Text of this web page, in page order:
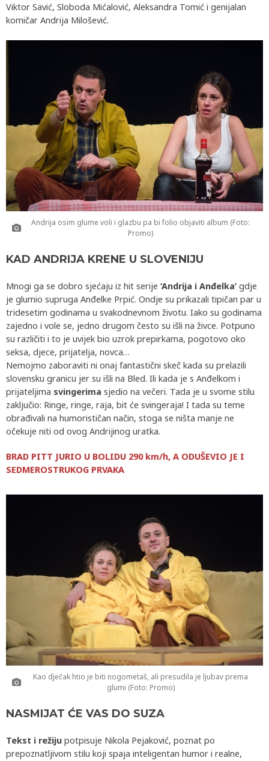
Viktor Savić, Sloboda Mićalović, Aleksandra Tomić i genijalan
komičar Andrija Milošević.
Andrija osim glume voli i glazbu pa bi folio objaviti album (Foto:
Promo)
KAD ANDRIJA KRENE U SLOVENIJU
Mnogi ga se dobro sjećaju iz hit serije ‘Andrija i Anđelka’ gdje
je glumio supruga Anđelke Prpić. Ondje su prikazali tipičan par u
tridesetim godinama u svakodnevnom životu. Iako su godinama
zajedno i vole se, jedno drugom često su išli na živce. Potpuno
su različiti i to je uvijek bio uzrok prepirkama, pogotovo oko
seksa, djece, prijatelja, novca…
Nemojmo zaboraviti ni onaj fantastični skeč kada su prelazili
slovensku granicu jer su išli na Bled. Ili kada je s Anđelkom i
prijateljima svingerima sjedio na večeri. Tada je u svome stilu
zaključio: Ringe, ringe, raja, bit će svingeraja! I tada su teme
obrađivali na humorističan način, stoga se ništa manje ne
očekuje niti od ovog Andrijinog uratka.
BRAD PITT JURIO U BOLIDU 290 km/h, A ODUŠEVIO JE I
SEDMEROSTRUKOG PRVAKA
Kao dječak htio je biti nogometaš, ali presudila je ljubav prema
glumi (Foto: Promo)
NASMIJAT ĆE VAS DO SUZA
Tekst i režiju potpisuje Nikola Pejaković, poznat po
prepoznatljivom stilu koji spaja inteligentan humor i realne,